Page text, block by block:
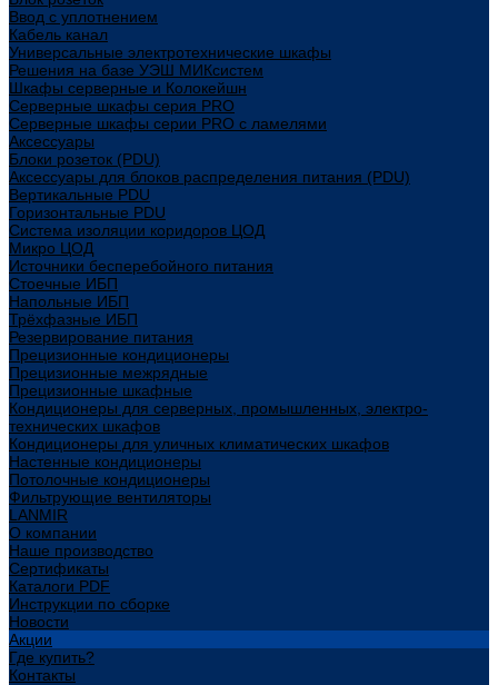
Ввод с уплотнением
Кабель канал
Универсальные электротехнические шкафы
Решения на базе УЭШ МИКсистем
Шкафы серверные и Колокейшн
Серверные шкафы серия PRO
Серверные шкафы серии PRO с ламелями
Аксессуары
Блоки розеток (PDU)
Аксессуары для блоков распределения питания (PDU)
Вертикальные PDU
Горизонтальные PDU
Система изоляции коридоров ЦОД
Микро ЦОД
Источники бесперебойного питания
Стоечные ИБП
Напольные ИБП
Трёхфазные ИБП
Резервирование питания
Прецизионные кондиционеры
Прецизионные межрядные
Прецизионные шкафные
Кондиционеры для серверных, промышленных, электро-
технических шкафов
Кондиционеры для уличных климатических шкафов
Настенные кондиционеры
Потолочные кондиционеры
Фильтрующие вентиляторы
LANMIR
О компании
Наше производство
Сертификаты
Каталоги PDF
Инструкции по сборке
Новости
Акции
Где купить?
Контакты